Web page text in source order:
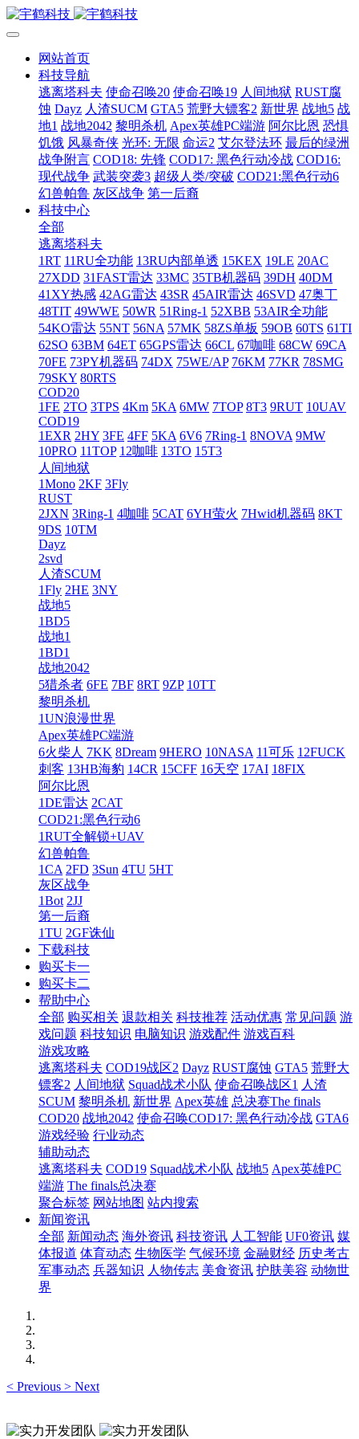
网站首页
科技导航
逃离塔科夫 使命召唤20 使命召唤19 人间地狱 RUST腐
蚀 Dayz 人渣SUCM GTA5 荒野大镖客2 新世界 战地5 战
地1 战地2042 黎明杀机 Apex英雄PC端游 阿尔比恩 恐惧
饥饿 风暴奇侠 光环: 无限 命运2 艾尔登法环 最后的绿洲
战争附言 COD18: 先锋 COD17: 黑色行动冷战 COD16:
现代战争 武装突袭3 超级人类/突破 COD21:黑色行动6
幻兽帕鲁 灰区战争 第一后裔
科技中心
全部
逃离塔科夫
1RT 11RU全功能 13RU内部单透 15KEX 19LE 20AC
27XDD 31FAST雷达 33MC 35TB机器码 39DH 40DM
41XY热感 42AG雷达 43SR 45AIR雷达 46SVD 47奥丁
48TIT 49WWE 50WR 51Ring-1 52XBB 53AIR全功能
54KO雷达 55NT 56NA 57MK 58ZS单板 59OB 60TS 61TI
62SO 63BM 64ET 65GPS雷达 66CL 67咖啡 68CW 69CA
70FE 73PY机器码 74DX 75WE/AP 76KM 77KR 78SMG
79SKY 80RTS
COD20
1FE 2TO 3TPS 4Km 5KA 6MW 7TOP 8T3 9RUT 10UAV
COD19
1EXR 2HY 3FE 4FF 5KA 6V6 7Ring-1 8NOVA 9MW
10PRO 11TOP 12咖啡 13TO 15T3
人间地狱
1Mono 2KF 3Fly
RUST
2JXN 3Ring-1 4咖啡 5CAT 6YH萤火 7Hwid机器码 8KT
9DS 10TM
Dayz
2svd
人渣SCUM
1Fly 2HE 3NY
战地5
1BD5
战地1
1BD1
战地2042
5猎杀者 6FE 7BF 8RT 9ZP 10TT
黎明杀机
1UN浪漫世界
Apex英雄PC端游
6火柴人 7KK 8Dream 9HERO 10NASA 11可乐 12FUCK
刺客 13HB海豹 14CR 15CFF 16天空 17AI 18FIX
阿尔比恩
1DE雷达 2CAT
COD21:黑色行动6
1RUT全解锁+UAV
幻兽帕鲁
1CA 2FD 3Sun 4TU 5HT
灰区战争
1Bot 2JJ
第一后裔
1TU 2GF诛仙
下载科技
购买卡一
购买卡二
帮助中心
全部 购买相关 退款相关 科技推荐 活动优惠 常见问题 游
戏问题 科技知识 电脑知识 游戏配件 游戏百科
游戏攻略
逃离塔科夫 COD19战区2 Dayz RUST腐蚀 GTA5 荒野大
镖客2 人间地狱 Squad战术小队 使命召唤战区1 人渣
SCUM 黎明杀机 新世界 Apex英雄 总决赛The finals
COD20 战地2042 使命召唤COD17: 黑色行动冷战 GTA6
游戏经验 行业动态
辅助动态
逃离塔科夫 COD19 Squad战术小队 战地5 Apex英雄PC
端游 The finals总决赛
聚合标签 网站地图 站内搜索
新闻资讯
全部 新闻动态 海外资讯 科技资讯 人工智能 UF0资讯 媒
体报道 体育动态 生物医学 气候环境 金融财经 历史考古
军事动态 兵器知识 人物传志 美食资讯 护肤美容 动物世
界
< Previous > Next